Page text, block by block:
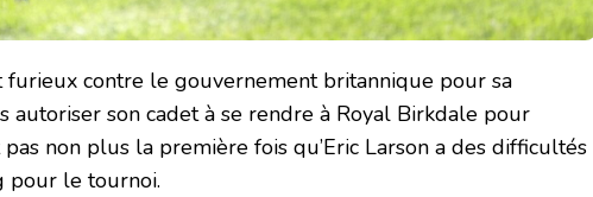
furieux contre le gouvernement britannique pour sa
autoriser son cadet à se rendre à Royal Birkdale pour
pas non plus la première fois qu’Eric Larson a des difficultés
pour le tournoi.